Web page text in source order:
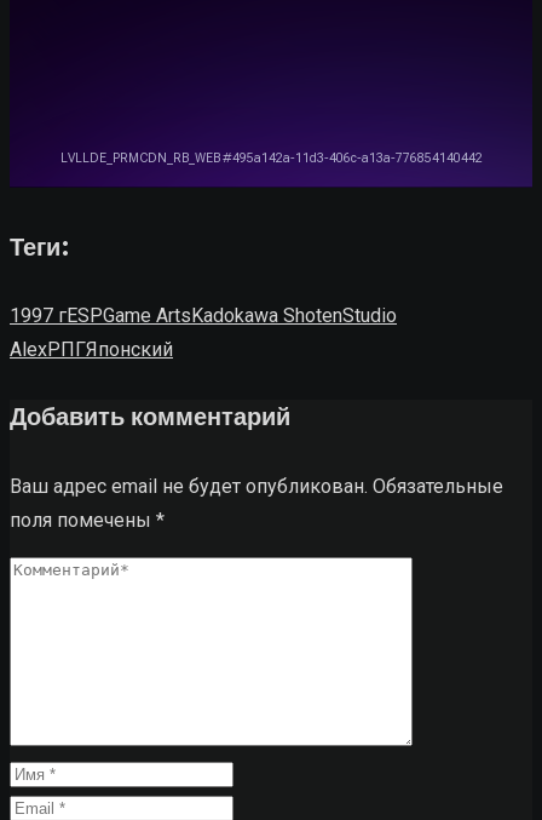
Теги:
1997 гESPGame Arts Kadokawa ShotenStudio
AlexРПГЯпонский
Добавить комментарий
Ваш адрес email не будет опубликован. Обязательные
поля помечены *